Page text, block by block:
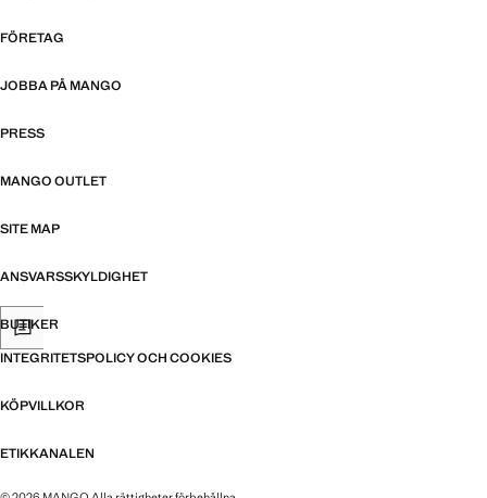
FÖRETAG
JOBBA PÅ MANGO
PRESS
MANGO OUTLET
SITE MAP
ANSVARSSKYLDIGHET
BUTIKER
INTEGRITETSPOLICY OCH COOKIES
KÖPVILLKOR
ETIKKANALEN